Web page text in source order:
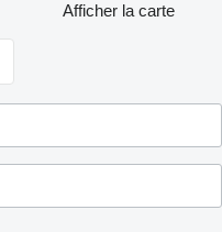
Afficher la carte